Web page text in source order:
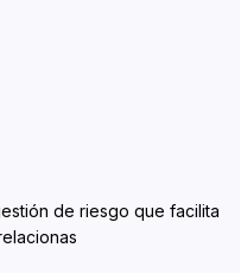
de riesgo que facilita